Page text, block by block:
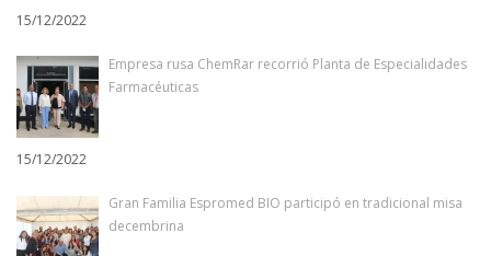
15/12/2022
Empresa rusa ChemRar recorrió Planta de Especialidades
Farmacéuticas
15/12/2022
Gran Familia Espromed BIO participó en tradicional misa
decembrina